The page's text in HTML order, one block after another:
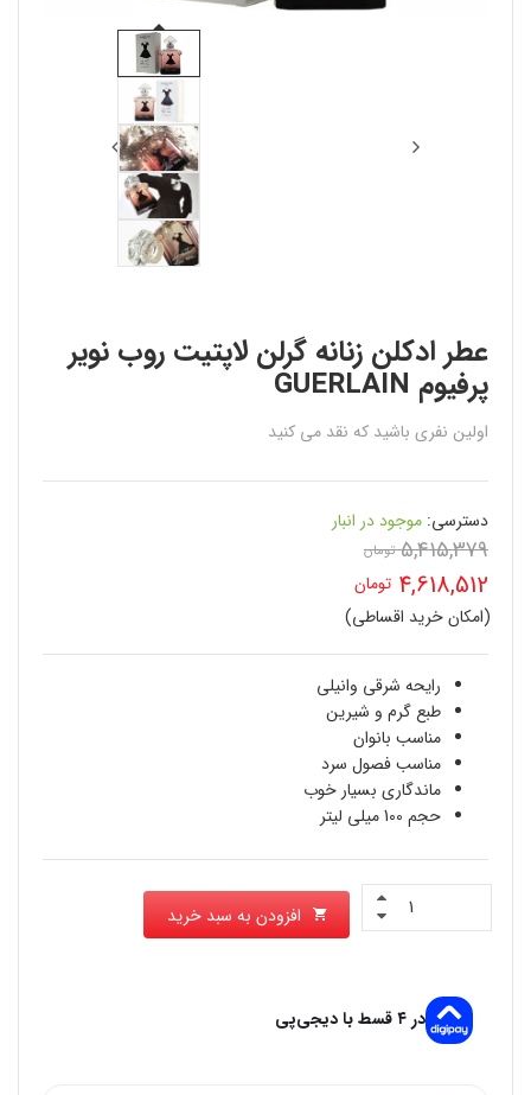
عطر ادکلن زنانه گرلن لاپتیت روب نویر
پرفیوم GUERLAIN
اولین نفری باشید که نقد می کنید
دسترسی: موجود در انبار
5,415,379 تومان
اصلی
5,415,379 تومان
بود.
4,618,512 تومان
قیمت
فعلی
4,618,512 تومان
است.
(امکان خرید اقساطی)
رایحه شرقی وانیلی
طبع گرم و شیرین
مناسب بانوان
مناسب فصول سرد
ماندگاری بسیار خوب
حجم 100 میلی لیتر
افزودن به سبد خرید
در ۴ قسط با دیجی‌پی